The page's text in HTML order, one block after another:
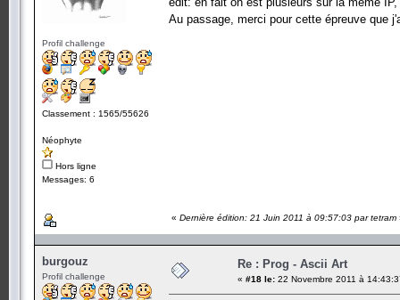
Profil challenge
Classement : 1565/55626
Néophyte
Hors ligne
Messages: 6
Au passage, merci pour cette épreuve que
« Dernière édition: 21 Juin 2011 à 09:57:03 par tetram
burgouz
Profil challenge
Re : Prog - Ascii Art
« #18 le: 22 Novembre 2011 à